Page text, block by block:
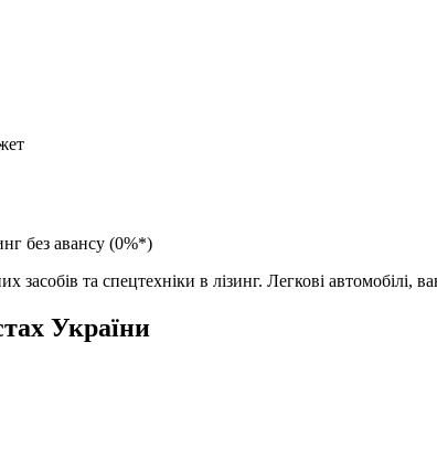
без авансу (0%*)
засобів та спецтехніки в лізинг. Легкові автомобілі,
України